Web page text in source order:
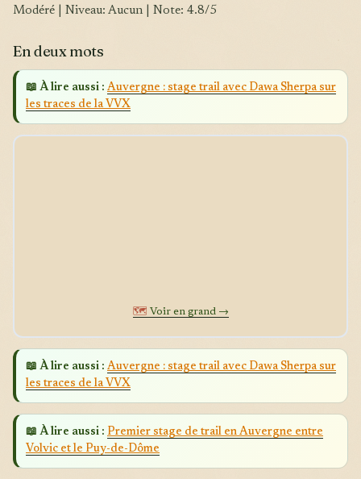
Modéré | Niveau: Aucun | Note: 4.8/5
En deux mots
📖 À lire aussi : Auvergne : stage trail avec Dawa Sherpa sur
les traces de la VVX
🗺️ Voir en grand →
📖 À lire aussi : Auvergne : stage trail avec Dawa Sherpa sur
les traces de la VVX
📖 À lire aussi : Premier stage de trail en Auvergne entre
Volvic et le Puy-de-Dôme